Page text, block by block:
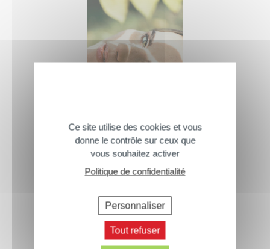
Ma routine : autobronzant avant ou
après crème de jour ?
Ce site utilise des cookies et vous
donne le contrôle sur ceux que
vous souhaitez activer
Politique de confidentialité
Personnaliser
Tout refuser